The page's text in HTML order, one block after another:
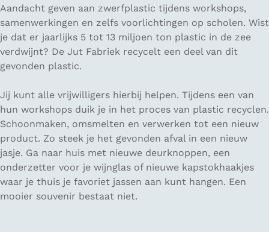
Aandacht geven aan zwerfplastic tijdens workshops,
samenwerkingen en zelfs voorlichtingen op scholen. Wist
je dat er jaarlijks 5 tot 13 miljoen ton plastic in de zee
verdwijnt? De Jut Fabriek recycelt een deel van dit
gevonden plastic.
Jij kunt alle vrijwilligers hierbij helpen. Tijdens een van
hun workshops duik je in het proces van plastic recyclen.
Schoonmaken, omsmelten en verwerken tot een nieuw
product. Zo steek je het gevonden afval in een nieuw
jasje. Ga naar huis met nieuwe deurknoppen, een
onderzetter voor je wijnglas of nieuwe kapstokhaakjes
waar je thuis je favoriet jassen aan kunt hangen. Een
mooier souvenir bestaat niet.